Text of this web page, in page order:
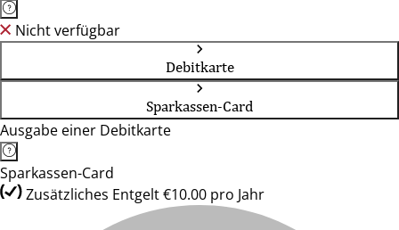
Nicht verfügbar
Debitkarte
Sparkassen-Card
Ausgabe einer Debitkarte
Sparkassen-Card
Zusätzliches Entgelt €10.00 pro Jahr